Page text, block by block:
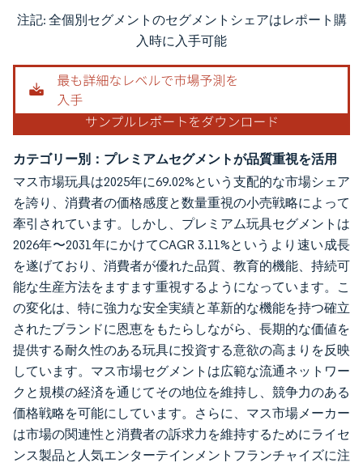
画像 © Mordor Intelligence。再利用にはCC BY 4.0の表示が必要です。
注記: 全個別セグメントのセグメントシェアはレポート購
入時に入手可能
カテゴリー別：プレミアムセグメントが品質重視を活用
マス市場玩具は2025年に69.02%という支配的な市場シェア
を誇り、消費者の価格感度と数量重視の小売戦略によって
牽引されています。しかし、プレミアム玩具セグメントは
2026年〜2031年にかけてCAGR 3.11%というより速い成長
を遂げており、消費者が優れた品質、教育的機能、持続可
能な生産方法をますます重視するようになっています。こ
の変化は、特に強力な安全実績と革新的な機能を持つ確立
されたブランドに恩恵をもたらしながら、長期的な価値を
提供する耐久性のある玩具に投資する意欲の高まりを反映
しています。マス市場セグメントは広範な流通ネットワー
クと規模の経済を通じてその地位を維持し、競争力のある
価格戦略を可能にしています。さらに、マス市場メーカー
は市場の関連性と消費者の訴求力を維持するためにライセ
ンス製品と人気エンターテインメントフランチャイズに注